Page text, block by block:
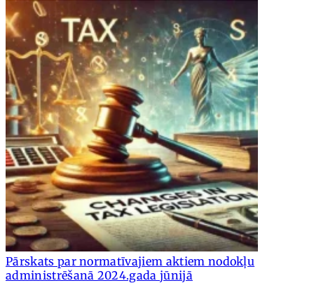
Pārskats par normatīvajiem aktiem nodokļu
administrēšanā 2024.gada jūnijā